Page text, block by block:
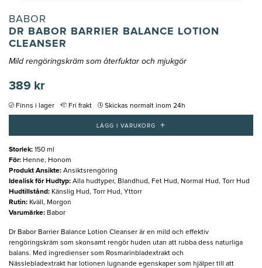
BABOR
DR BABOR BARRIER BALANCE LOTION
CLEANSER
Mild rengöringskräm som återfuktar och mjukgör
389 kr
Finns i lager Fri frakt Skickas normalt inom 24h
LÄGG I VARUKORG +
Storlek: 150 ml
För: Henne, Honom
Produkt Ansikte: Ansiktsrengöring
Idealisk för Hudtyp: Alla hudtyper, Blandhud, Fet Hud, Normal Hud, Torr Hud
Hudtillstånd: Känslig Hud, Torr Hud, Yttorr
Rutin: Kväll, Morgon
Varumärke: Babor
Dr Babor Barrier Balance Lotion Cleanser är en mild och effektiv
rengöringskräm som skonsamt rengör huden utan att rubba dess naturliga
balans. Med ingredienser som Rosmarinbladextrakt och
Nässlebladextrakt har lotionen lugnande egenskaper som hjälper till att